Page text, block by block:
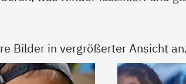
Bilder in vergrößerter Ansicht